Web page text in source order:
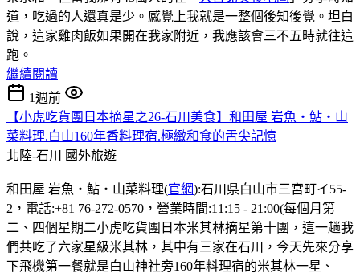
道，吃過的人還真是少。感覺上我就是一整個後知後覺。坦白
說，這家雞肉飯如果開在我家附近，我應該會三不五時就往這
跑。
繼續閱讀
1週前
【小虎吃貨團日本摘星之26-石川美食】和田屋 岩魚・鮎・山
菜料理.白山160年香料理宿.極緻和食的舌尖記憶
北陸-石川
國外旅遊
和田屋 岩魚・鮎・山菜料理(官網):石川県白山市三宮町イ55-
2，電話:+81 76-272-0570，營業時間:11:15 - 21:00(每個月第
二、四個星期二小虎吃貨團日本米其林摘星第十團，這一趟我
們共吃了六家星級米其林，其中有三家在石川，今天先來分享
下飛機第一餐就是白山神社旁160年料理宿的米其林一星、